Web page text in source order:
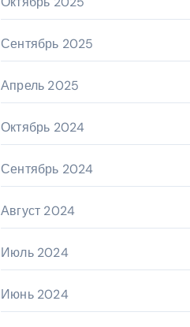
Сентябрь 2025
Апрель 2025
Октябрь 2024
Сентябрь 2024
Август 2024
Июль 2024
Июнь 2024